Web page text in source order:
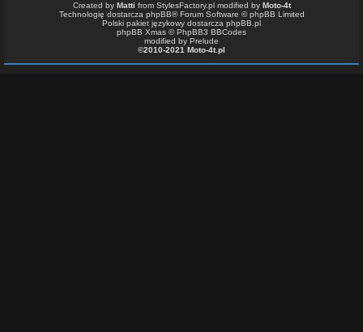
Created by Matti from StylesFactory.plmodified by Moto-4t
Technologię dostarcza phpBB® Forum Software © phpBB Limited
Polski pakiet językowy dostarcza phpBB.pl
phpBB Xmas ©PhpBB3 BBCodes
modified by Prelude
©2010-2021 Moto-4t.pl